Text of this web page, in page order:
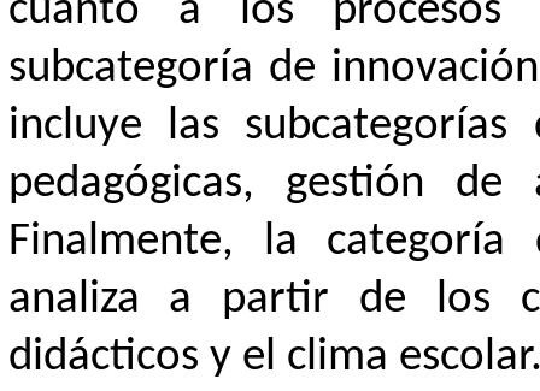
cuanto a los procesos
subcategoría de
incluye las subcategorías
pedagógicas, gestión
Finalmente, la
analiza a partir de los
didácticos y el clima